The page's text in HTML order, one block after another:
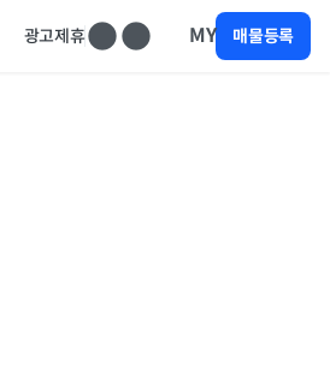
광고제휴 MY 매물등록